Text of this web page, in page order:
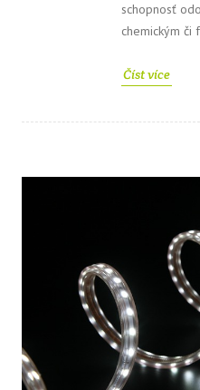
schopnosť
chemickým či
Číst více